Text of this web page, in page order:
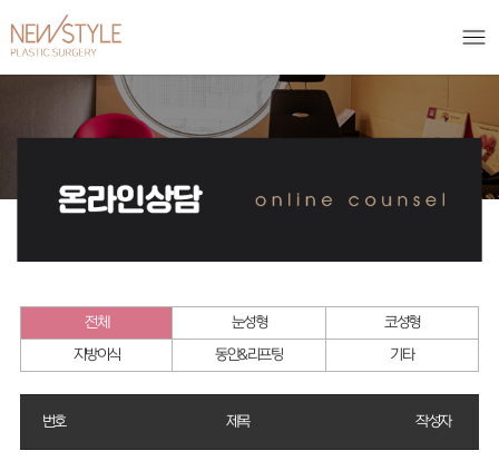
전체 눈성형
코성형
지방이식
동안&리프팅 기타
번호 제목 작성자